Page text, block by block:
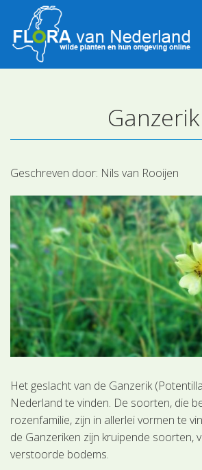
Plantengemeenschappen
Determineren
Ganzerik
Geschreven door: Nils van Rooijen
Het geslacht van de Ganzerik
Nederland te vinden. De soorten, die
rozenfamilie, zijn in allerlei vormen te
de Ganzeriken zijn kruipende soorten,
verstoorde bodems.